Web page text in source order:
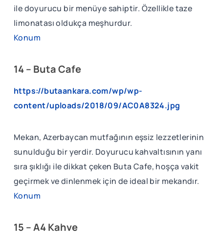
ile doyurucu bir menüye sahiptir. Özellikle taze
limonatası oldukça meşhurdur.
Konum
14 – Buta Cafe
https://butaankara.com/wp/wp-
content/uploads/2018/09/AC0A8324.jpg
Mekan, Azerbaycan mutfağının eşsiz lezzetlerinin
sunulduğu bir yerdir. Doyurucu kahvaltısının yanı
sıra şıklığı ile dikkat çeken Buta Cafe, hoşça vakit
geçirmek ve dinlenmek için de ideal bir mekandır.
Konum
15 – A4 Kahve